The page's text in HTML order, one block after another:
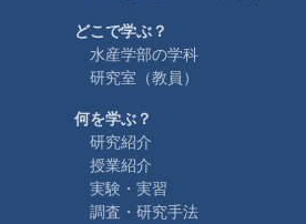
どこで学ぶ？
水産学部の学科
研究室（教員）
何を学ぶ？
研究紹介
授業紹介
実験・実習
調査・研究手法